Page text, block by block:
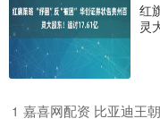
红
灵
1 嘉喜网配资 比亚迪王